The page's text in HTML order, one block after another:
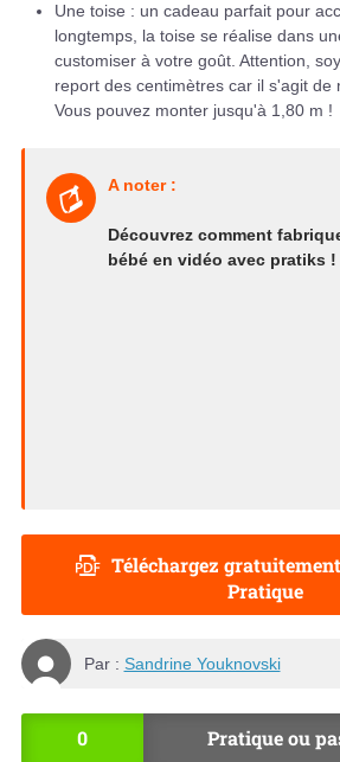
Une toise : un cadeau parfait pour
longtemps, la toise se réalise dans
customiser à votre goût. Attention,
report des centimètres car il s'agit de
Vous pouvez monter jusqu'à 1,80 m !
A noter :
Découvrez comment
bébé en vidéo avec pratiks !
Téléchargez
Pratique
Par : Sandrine Youknovski
0 Pratique ou